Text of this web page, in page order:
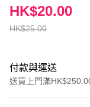
HK$25.00
HK$20.00
付款與運送
送貨上門滿